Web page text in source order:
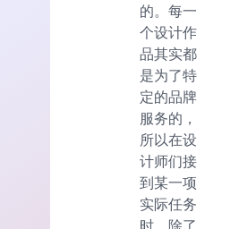
的。每一
个设计作
品其实都
是为了特
定的品牌
服务的，
所以在设
计师们接
到某一项
实际任务
时，除了